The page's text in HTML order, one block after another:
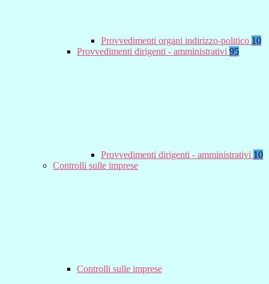
Provvedimenti organi indirizzo-politico 10
Provvedimenti dirigenti - amministrativi 95
Provvedimenti dirigenti - amministrativi 10
Controlli sulle imprese
Controlli sulle imprese